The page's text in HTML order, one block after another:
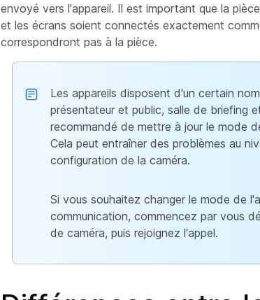
envoyé vers l'appareil. Il est important que la
et les écrans soient connectés exactement
correspondront pas à la pièce.
Les appareils disposent d'un certain
présentateur et public, salle de briefing
recommandé de mettre à jour le mode
Cela peut entraîner des problèmes au
configuration de la caméra.
Si vous souhaitez changer le mode de
communication, commencez par vous
de caméra, puis rejoignez l'appel.